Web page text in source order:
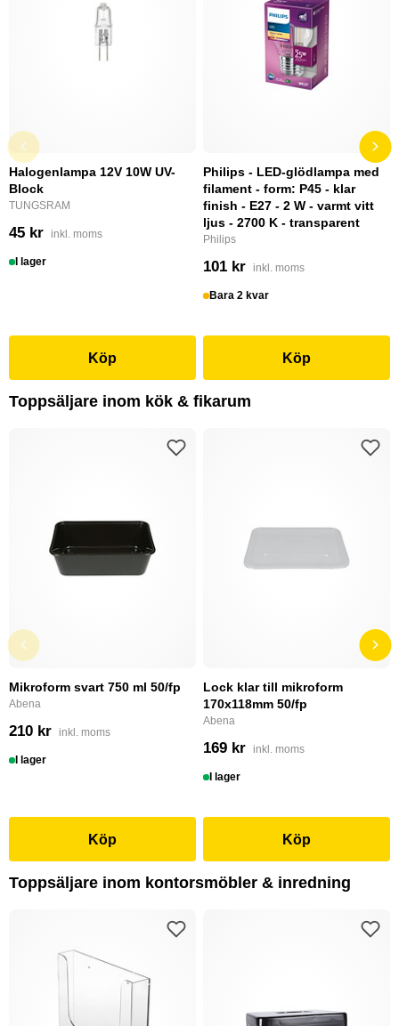
Halogenlampa 12V 10W UV-
Block
TUNGSRAM
45 kr inkl. moms
I lager
Köp
Philips - LED-glödlampa med
filament - form: P45 - klar
finish - E27 - 2 W - varmt vitt
ljus - 2700 K - transparent
Philips
101 kr inkl. moms
Bara 2 kvar
Köp
Toppsäljare inom kök & fikarum
Mikroform svart 750 ml 50/fp
Abena
210 kr inkl. moms
I lager
Köp
Lock klar till mikroform
170x118mm 50/fp
Abena
169 kr inkl. moms
I lager
Köp
Toppsäljare inom kontorsmöbler & inredning